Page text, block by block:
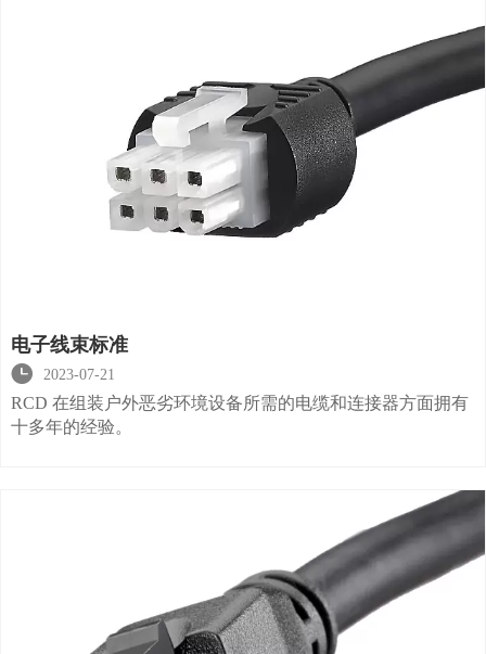
电子线束标准

2023-07-21
RCD 在组装户外恶劣环境设备所需的电缆和连接器方面拥有
十多年的经验。